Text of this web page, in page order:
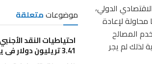
موضوعاتمتعلقة
احتياطيات النقد
3.41 تريليون دولار في يوليو
الدولي،
لإعادة
المصالح
لذلك لم يجر